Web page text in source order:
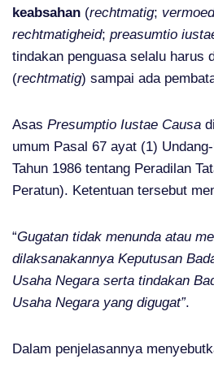
keabsahan (rechtmatig;
rechtmatigheid; preasumtio
tindakan penguasa selalu harus
(rechtmatig) sampai ada
Asas Presumptio Iustae Causa
umum Pasal 67 ayat (1)
Tahun 1986 tentang Peradilan
Peratun). Ketentuan tersebut
“Gugatan tidak menunda atau
dilaksanakannya Keputusan
Usaha Negara serta tindakan
Usaha Negara yang digugat”.
Dalam penjelasannya